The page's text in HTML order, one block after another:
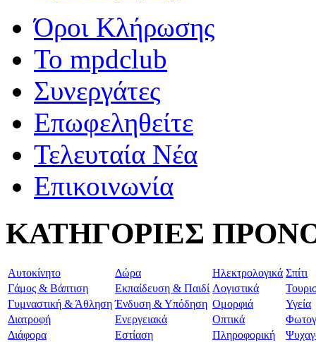
Όροι Κλήρωσης
To mpdclub
Συνεργάτες
Επωφεληθείτε
Τελευταία Νέα
Επικοινωνία
ΚΑΤΗΓΟΡΙΕΣ
Aυτοκίνητο Δώρα Ηλεκτρολογικά Σπίτι
Γάμος & Βάπτιση
Εκπαίδευση & Παιδί Λογιστικά
Γυμναστική & Άθληση Ένδυση & Υπόδηση Ομορφιά
Υγεία
Διατροφή
Ενεργειακά Οπτικά
Διάφορα
Εστίαση Πληροφορική